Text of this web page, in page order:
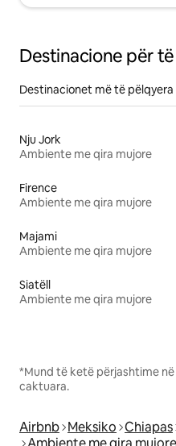
Destinacione për
Destinacionet më të
Nju Jork
Ambiente me qira mujore
Firence
Ambiente me qira mujore
Majami
Ambiente me qira mujore
Siatëll
Ambiente me qira mujore
*Mund të ketë përjashtime
caktuara.
Airbnb Meksiko Chiapas